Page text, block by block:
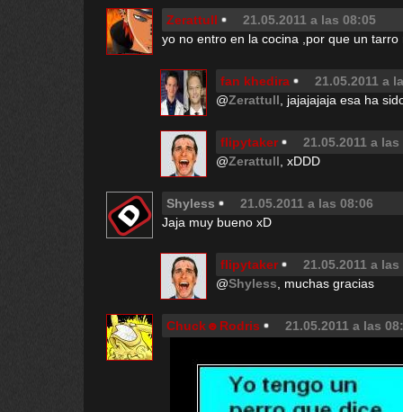
Zerattull
21.05.2011 a las 08:05
yo no entro en la cocina ,por que un tarro
fan khedira
21.05.2011 a
@Zerattull , jajajajaja esa ha
flipytaker
21.05.2011 a las
@Zerattull , xDDD
Shyless
21.05.2011 a las 08:06
Jaja muy bueno xD
flipytaker
21.05.2011 a las
@Shyless , muchas gracias
Chuck☻Rodris 21.05.2011 a las